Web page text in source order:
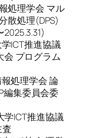
処理学会 マル
散処理(DPS)
ICT推進協議
会 プログラム
処理学会 論
編集委員会委
学ICT推進協議